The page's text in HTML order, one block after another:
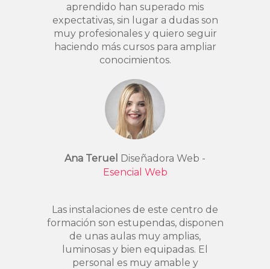
aprendido han superado mis
expectativas, sin lugar a dudas son
muy profesionales y quiero seguir
haciendo más cursos para ampliar
conocimientos.
Ana Teruel Diseñadora Web -
Esencial Web
Las instalaciones de este centro de
formación son estupendas, disponen
de unas aulas muy amplias,
luminosas y bien equipadas. El
personal es muy amable y